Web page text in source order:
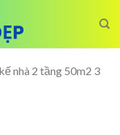
nhà 2 tầng 50m2 3